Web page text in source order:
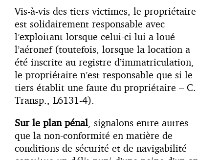
Vis-à-vis des tiers victimes, le propriétaire
est solidairement responsable avec
l’exploitant lorsque celui-ci lui a loué
l’aéronef (toutefois, lorsque la location a
été inscrite au registre d’immatriculation,
le propriétaire n’est responsable que si le
tiers établit une faute du propriétaire – C.
Transp., L6131-4).
Sur le plan pénal, signalons entre autres
que la non-conformité en matière de
conditions de sécurité et de navigabilité